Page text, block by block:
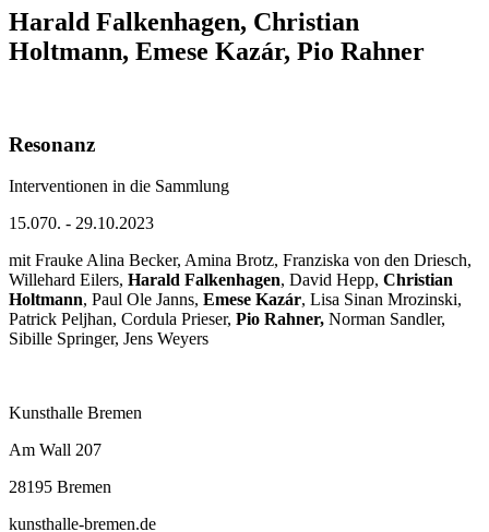
Harald Falkenhagen, Christian
Holtmann, Emese Kazár, Pio Rahner
Resonanz
Interventionen in die Sammlung
15.070. - 29.10.2023
mit Frauke Alina Becker, Amina Brotz, Franziska von den Driesch,
Willehard Eilers, Harald Falkenhagen, David Hepp, Christian
Holtmann, Paul Ole Janns, Emese Kazár, Lisa Sinan Mrozinski,
Patrick Peljhan, Cordula Prieser, Pio Rahner, Norman Sandler,
Sibille Springer, Jens Weyers
Kunsthalle Bremen
Am Wall 207
28195 Bremen
kunsthalle-bremen.de